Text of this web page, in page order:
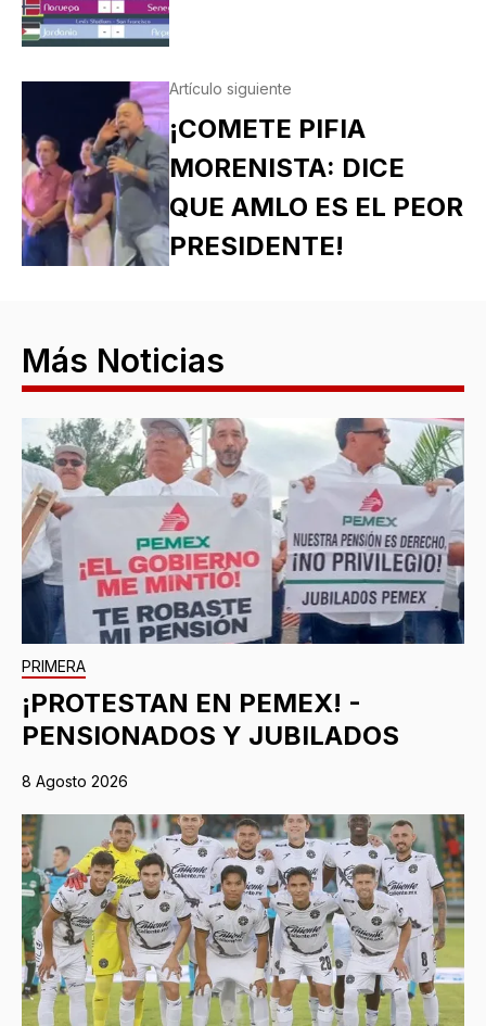
Artículo siguiente
¡COMETE PIFIA
MORENISTA: DICE
QUE AMLO ES EL PEOR
PRESIDENTE!
Más Noticias
PRIMERA
¡PROTESTAN EN PEMEX! -
PENSIONADOS Y JUBILADOS
8 Agosto 2026